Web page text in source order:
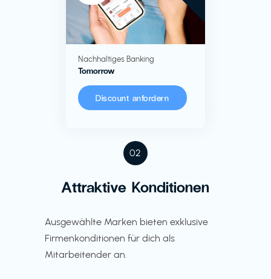
02
Attraktive Konditionen
Ausgewählte Marken bieten exklusive
Firmenkonditionen für dich als
Mitarbeitender an.
Nachhaltiges Banking
Tomorrow
Discount anfordern